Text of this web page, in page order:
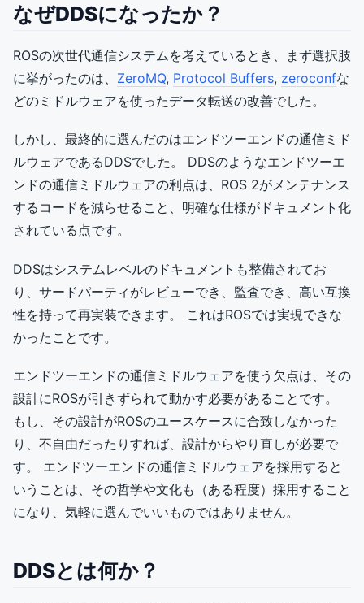
なぜDDSになったか？
ROSの次世代通信システムを考えているとき、まず選択肢
に挙がったのは、 ZeroMQ, Protocol Buffers, zeroconfな
どのミドルウェアを使ったデータ転送の改善でした。
しかし、最終的に選んだのはエンドツーエンドの通信ミド
ルウェアであるDDSでした。 DDSのようなエンドツーエ
ンドの通信ミドルウェアの利点は、ROS 2がメンテナンス
するコードを減らせること、明確な仕様がドキュメント化
されている点です。
DDSはシステムレベルのドキュメントも整備されてお
り、サードパーティがレビューでき、監査でき、高い互換
性を持って再実装できます。 これはROSでは実現できな
かったことです。
エンドツーエンドの通信ミドルウェアを使う欠点は、その
設計にROSが引きずられて動かす必要があることです。
もし、その設計がROSのユースケースに合致しなかった
り、不自由だったりすれば、設計からやり直しが必要で
す。 エンドツーエンドの通信ミドルウェアを採用すると
いうことは、その哲学や文化も（ある程度）採用すること
になり、気軽に選んでいいものではありません。
DDSとは何か？